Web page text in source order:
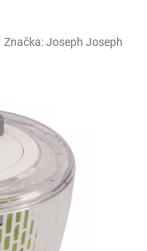
Značka:Joseph Joseph